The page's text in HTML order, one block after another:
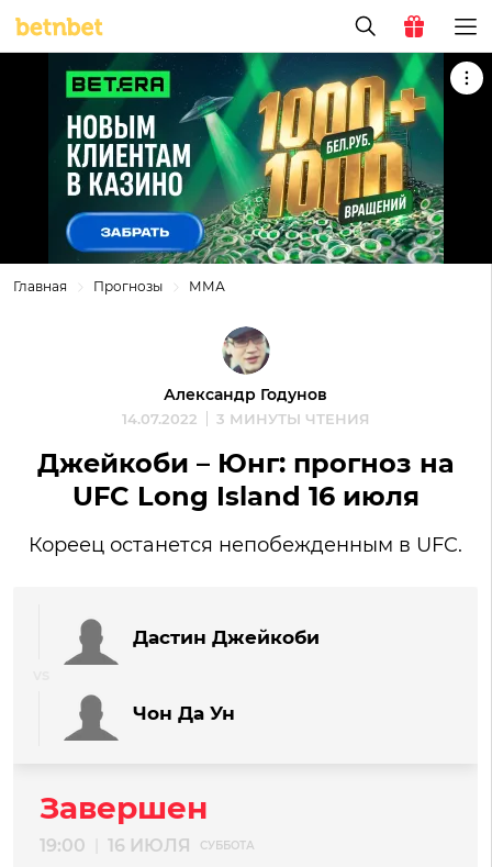
Главная Прогнозы ММА
Александр Годунов
14.07.2022 3 МИНУТЫ ЧТЕНИЯ
Джейкоби – Юнг: прогноз на
UFC Long Island 16 июля
Кореец останется непобежденным в UFC.
Дастин Джейкоби
Чон Да Ун
Завершен
19:00 16 ИЮЛЯ СУББОТА